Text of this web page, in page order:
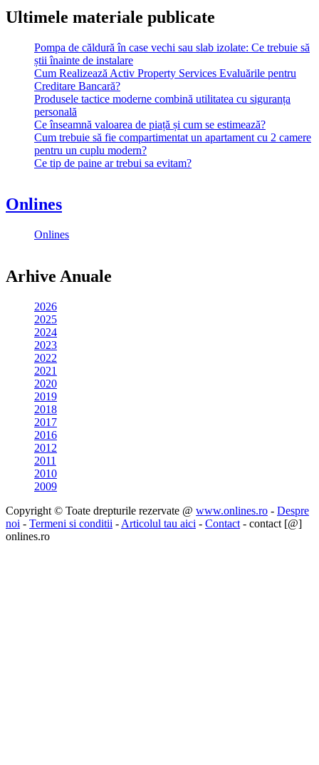
Ultimele materiale publicate
Pompa de căldură în case vechi sau slab izolate: Ce trebuie să
știi înainte de instalare
Cum Realizează Activ Property Services Evaluările pentru
Creditare Bancară?
Produsele tactice moderne combină utilitatea cu siguranța
personală
Ce înseamnă valoarea de piață și cum se estimează?
Cum trebuie să fie compartimentat un apartament cu 2 camere
pentru un cuplu modern?
Ce tip de paine ar trebui sa evitam?
Onlines
Onlines
Arhive Anuale
2026
2025
2024
2023
2022
2021
2020
2019
2018
2017
2016
2012
2011
2010
2009
Copyright © Toate drepturile rezervate @ www.onlines.ro - Despre
noi - Termeni si conditii - Articolul tau aici - Contact - contact [@]
onlines.ro